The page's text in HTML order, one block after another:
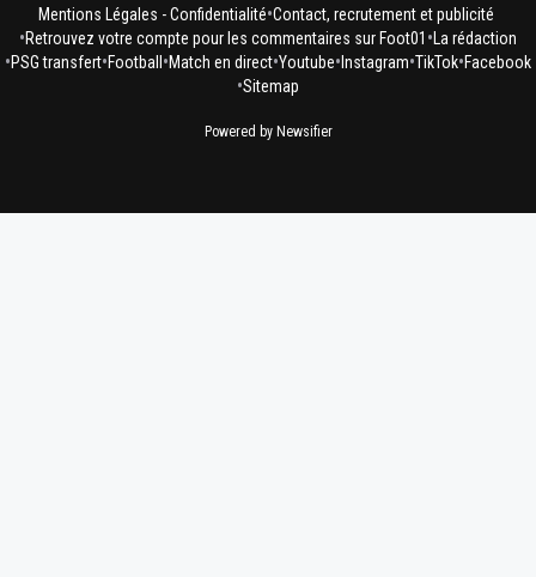
Bah juste pour avoir des gars qui dribblent.
on gueule mais on aime toujours autant. ^^
physique, si ils ne jouent pas aux idiots ça sera
Mentions Légales - Confidentialité•Contact, recrutement et publicité
•Retrouvez votre compte pour les commentaires sur Foot01 • La rédaction
•PSG transfert•Football •Match en direct•Youtube• Instagram•TikTok•Facebook
•Sitemap
Powered by Newsifier